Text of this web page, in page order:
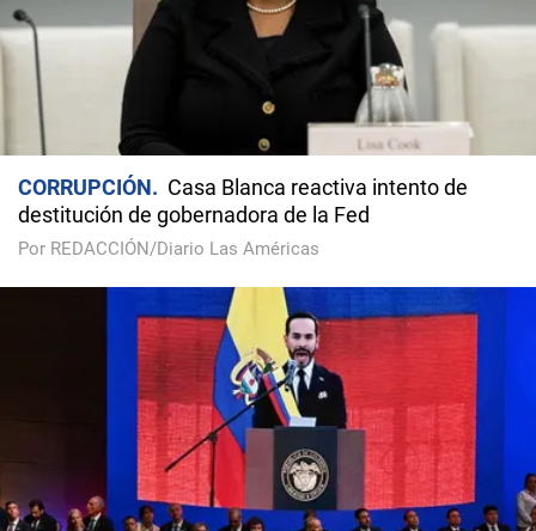
CORRUPCIÓN
Casa Blanca reactiva intento de
destitución de gobernadora de la Fed
Por REDACCIÓN/Diario Las Américas